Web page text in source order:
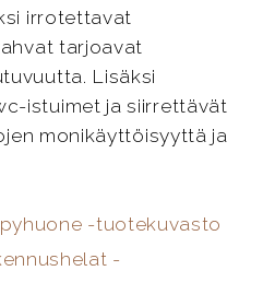
irrotettavat
tarjoavat
Lisäksi
istuimet ja siirrettävät
monikäyttöisyyttä ja
-tuotekuvasto
-